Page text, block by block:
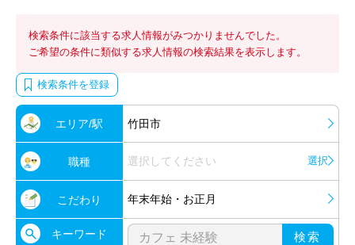
検索条件に該当する求人情報がみつかりませんでした。
ご希望の条件に類似する求人情報の検索結果を表示します。
検索条件を登録
エリア/駅 竹田市
職種 選択してください 選択
こだわり 年末年始・お正月
キーワード 検索